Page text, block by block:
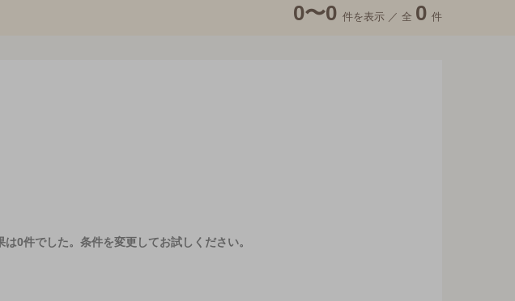
0〜0 件を表示 ／ 全 0 件
は0件でした。 条件を変更してお試しください。